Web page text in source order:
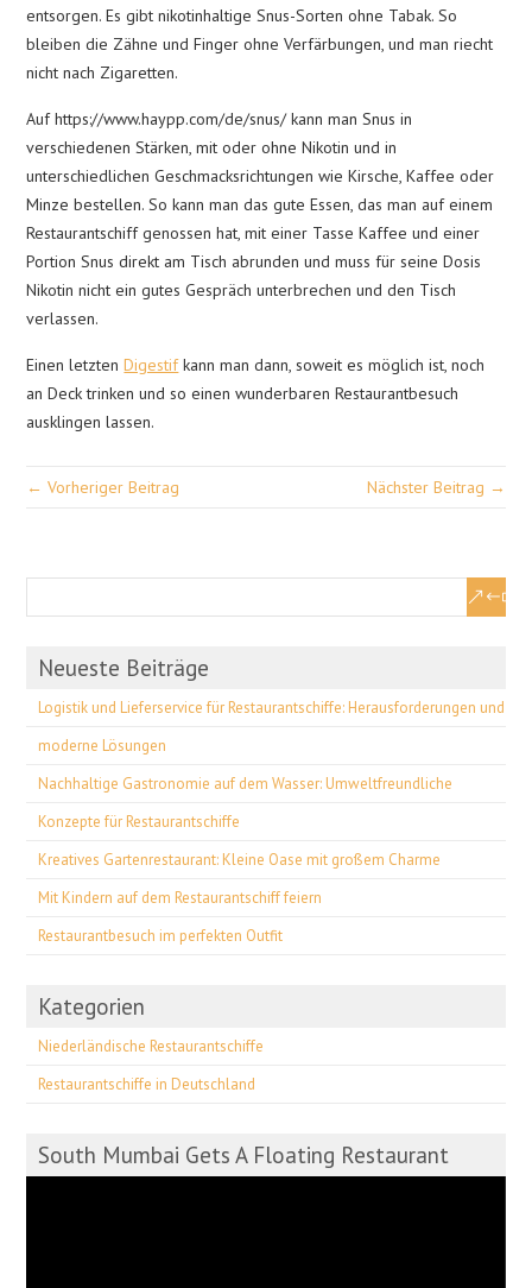
entsorgen. Es gibt nikotinhaltige Snus-Sorten ohne Tabak. So
bleiben die Zähne und Finger ohne Verfärbungen, und man riecht
nicht nach Zigaretten.
Auf https://www.haypp.com/de/snus/ kann man Snus in
verschiedenen Stärken, mit oder ohne Nikotin und in
unterschiedlichen Geschmacksrichtungen wie Kirsche, Kaffee oder
Minze bestellen. So kann man das gute Essen, das man auf einem
Restaurantschiff genossen hat, mit einer Tasse Kaffee und einer
Portion Snus direkt am Tisch abrunden und muss für seine Dosis
Nikotin nicht ein gutes Gespräch unterbrechen und den Tisch
verlassen.
Einen letztenDigestifkann man dann, soweit es möglich ist, noch
an Deck trinken und so einen wunderbaren Restaurantbesuch
ausklingen lassen.
← Vorheriger Beitrag Nächster Beitrag →
Neueste Beiträge
Logistik und Lieferservice für Restaurantschiffe: Herausforderungen und
moderne Lösungen
Nachhaltige Gastronomie auf dem Wasser: Umweltfreundliche
Konzepte für Restaurantschiffe
Kreatives Gartenrestaurant: Kleine Oase mit großem Charme
Mit Kindern auf dem Restaurantschiff feiern
Restaurantbesuch im perfekten Outfit
Kategorien
Niederländische Restaurantschiffe
Restaurantschiffe in Deutschland
South Mumbai Gets A Floating Restaurant